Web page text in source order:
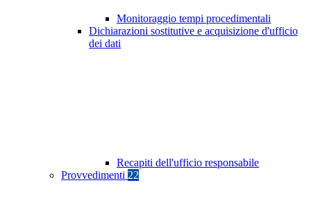
Monitoraggio tempi procedimentali
Dichiarazioni sostitutive e acquisizione d'ufficio
dei dati
Recapiti dell'ufficio responsabile
Provvedimenti 22